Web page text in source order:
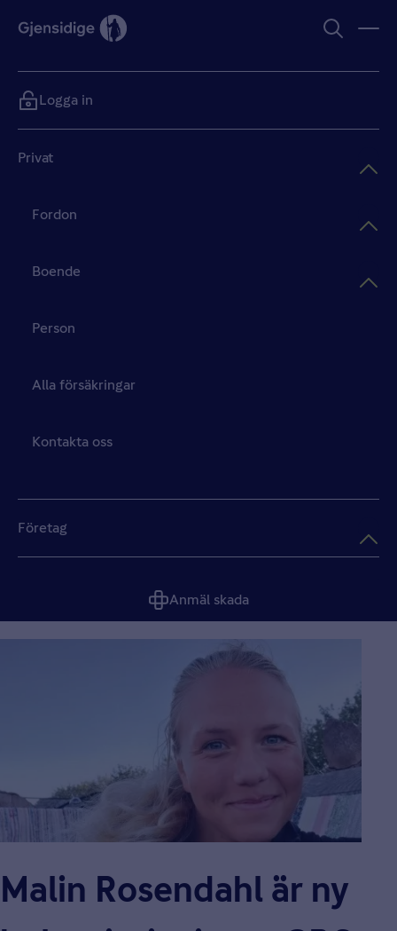
Privat
Fordon
Boende
Person
Alla försäkringar
Kontakta oss
Företag
Anmäl skada
Logga in
Malin Rosendahl är ny